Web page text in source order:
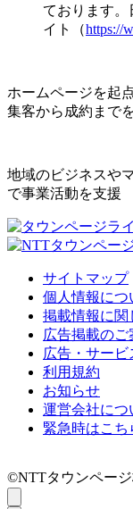
ております。
イト（https://
ホームページを起
集客から成約まで
地域のビジネスや
で事業活動を支援
サイトマップ
個人情報につ
掲載情報に関
広告掲載のご
広告・サー
利用規約
お知らせ
運営会社につ
緊急時はこち
©NTTタウンページ